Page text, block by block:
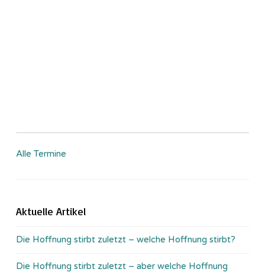
Alle Termine
Aktuelle Artikel
Die Hoffnung stirbt zuletzt – welche Hoffnung stirbt?
Die Hoffnung stirbt zuletzt – aber welche Hoffnung